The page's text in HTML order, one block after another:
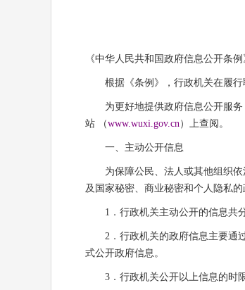
《中华人民共和国政府信息公开条
根据《条例》，行政机关在履行
为更好地提供政府信息公开服务
站 （www.wuxi.gov.cn）上查阅。
一、主动公开信息
为保障公民、法人或其他组织依
及国家秘密、商业秘密和个人隐私的
1．行政机关主动公开的信息共分
2．行政机关的政府信息主要通过
式公开政府信息。
3．行政机关公开以上信息的时限